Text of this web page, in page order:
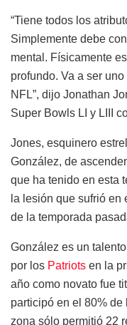
“Tiene todos los
Simplemente debe
mental. Físicamente
profundo. Va a ser
NFL”, dijo Jonathan
Super Bowls LI y LIII
Jones, esquinero
González, de
que ha tenido en esta
la lesión que sufrió en
de la temporada
González es un
por los Patriots en la
año como novato fue
participó en el 80%
zona sólo permitió 22